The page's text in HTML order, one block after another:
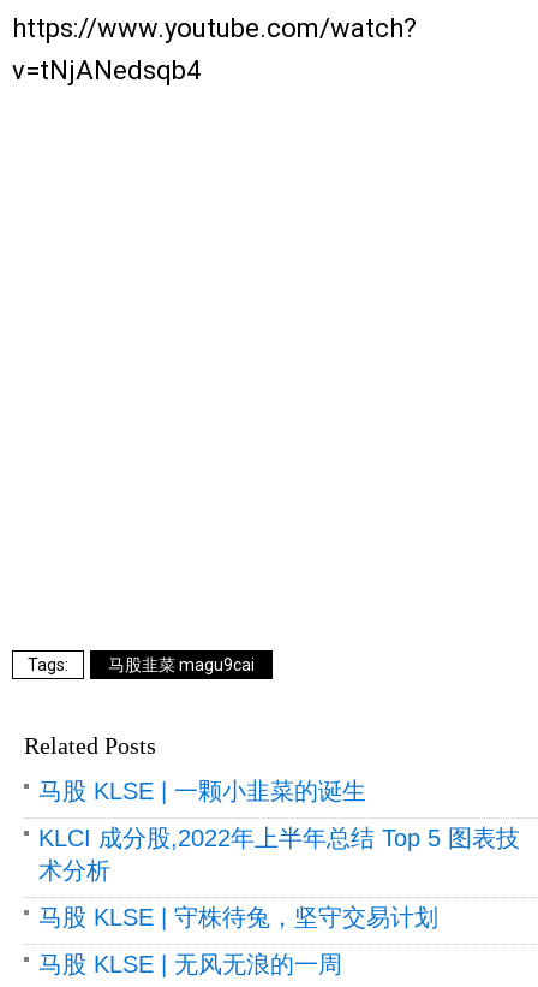
https://www.youtube.com/watch?
v=tNjANedsqb4
马股韭菜 magu9cai
Related Posts
马股 KLSE | 一颗小韭菜的诞生
KLCI 成分股,2022年上半年总结 Top 5 图表技
术分析
马股 KLSE | 守株待兔，坚守交易计划
马股 KLSE | 无风无浪的一周